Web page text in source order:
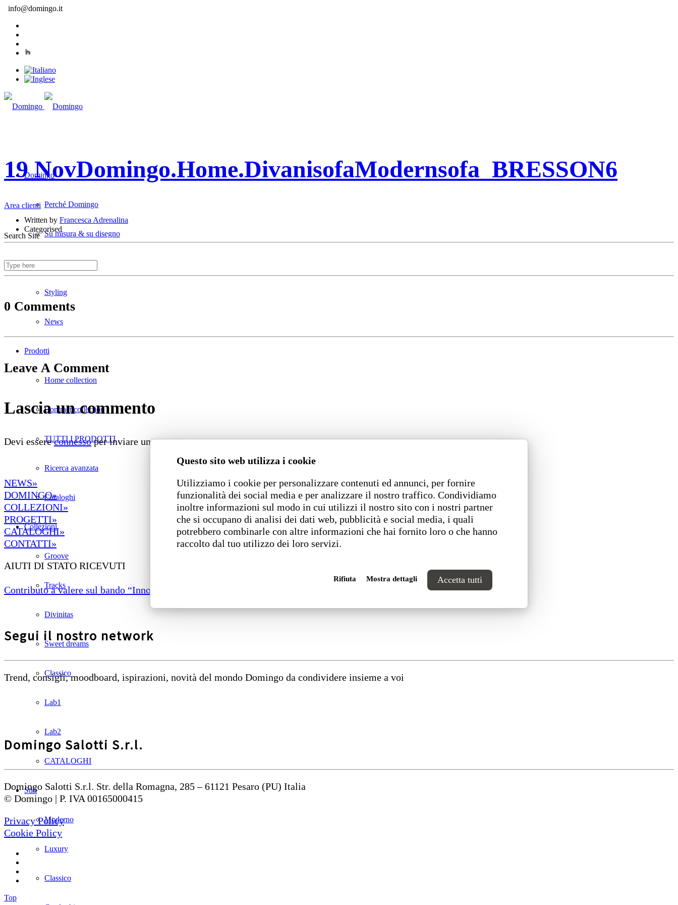
Questo sito web utilizza i cookie
Utilizziamo i cookie per personalizzare contenuti ed annunci, per fornire
funzionalità dei social media e per analizzare il nostro traffico. Condividiamo
inoltre informazioni sul modo in cui utilizzi il nostro sito con i nostri partner
che si occupano di analisi dei dati web, pubblicità e social media, i quali
potrebbero combinarle con altre informazioni che hai fornito loro o che hanno
raccolto dal tuo utilizzo dei loro servizi.
Rifiuta Mostra dettagli Accetta tutti
info@domingo.it
Domingo
Perché Domingo
Su misura & su disegno
Divani ignifughi
Styling
News
Prodotti
Home collection
Contract collection
TUTTI I PRODOTTI
Ricerca avanzata
Cataloghi
Collezioni
Groove
Tracks
Divinitas
Sweet dreams
Classico
Lab1
Lab2
CATALOGHI
Stili
Moderno
Luxury
Classico
Area clienti
Search Site
19 NovDomingo.Home.DivanisofaModernsofa_BRESSON6
Written by Francesca Adrenalina
Categorised
0 Comments
Leave A Comment
Lascia un commento
Devi essereconnessoper inviare un commento.
NEWS»
DOMINGO»
COLLEZIONI»
PROGETTI»
CATALOGHI»
CONTATTI»
AIUTI DI STATO RICEVUTI
Contributo a valere sul bando “Innovazione di prodotto sostenibile e digitale”
Segui il nostro network
Trend, consigli, moodboard, ispirazioni, novità del mondo Domingo da condividere insieme a voi
Domingo Salotti S.r.l.
Domingo Salotti S.r.l. Str. della Romagna, 285 – 61121 Pesaro (PU) Italia
© Domingo | P. IVA 00165000415
Privacy Policy
Cookie Policy
Top